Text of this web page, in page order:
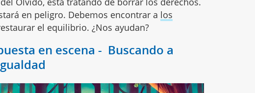
en peligro. Debemos encontrar a los
el equilibrio. ¿Nos ayudan?
en escena - Buscando a